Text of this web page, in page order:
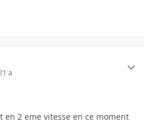
a
2 eme vitesse en ce moment